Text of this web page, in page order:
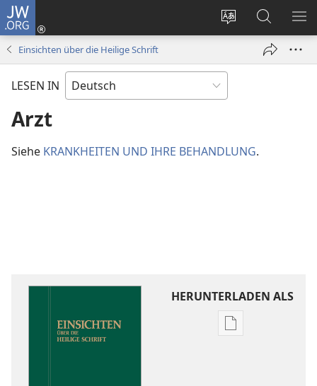
JW.ORG
Websitesprache
ändern
Anmelden
(öffnet
Suche
Einsichten über die Heilige Schrift
LESEN IN
Arzt
Siehe KRANKHEITEN UND IHRE BEHANDLUNG.
HERUNTERLADEN ALS